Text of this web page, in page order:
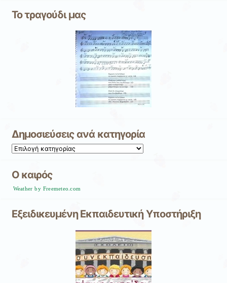
Το τραγούδι μας
Δημοσιεύσεις ανά κατηγορία
Δημοσιεύσεις
κατηγορία
O καιρός
Weather by Freemeteo.com
Εξειδικευμένη Εκπαιδευτική Υποστήριξη